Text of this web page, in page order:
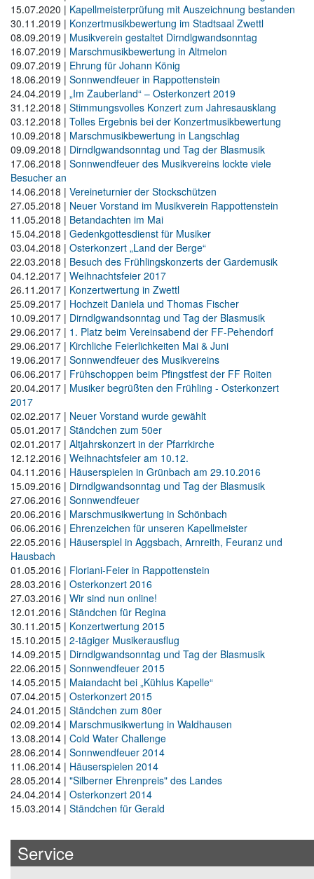
15.07.2020 | Kapell­meister­prüfung mit Auszeichnung bestanden
30.11.2019 | Konzertmusik­bewertung im Stadtsaal Zwettl
08.09.2019 | Musikverein gestaltet Dirndlgwand­sonntag
16.07.2019 | Marschmusikbewertung in Altmelon
09.07.2019 | Ehrung für Johann König
18.06.2019 | Sonnwendfeuer in Rappottenstein
24.04.2019 | „Im Zauberland“ – Osterkonzert 2019
31.12.2018 | Stimmungsvolles Konzert zum Jahresausklang
03.12.2018 | Tolles Ergebnis bei der Konzertmusikbewertung
10.09.2018 | Marschmusikbewertung in Langschlag
09.09.2018 | Dirndlgwandsonntag und Tag der Blasmusik
17.06.2018 | Sonnwendfeuer des Musikvereins lockte viele
Besucher an
14.06.2018 | Vereineturnier der Stockschützen
27.05.2018 | Neuer Vorstand im Musikverein Rappottenstein
11.05.2018 | Betandachten im Mai
15.04.2018 | Gedenkgottesdienst für Musiker
03.04.2018 | Osterkonzert „Land der Berge“
22.03.2018 | Besuch des Frühlingskonzerts der Gardemusik
04.12.2017 | Weihnachtsfeier 2017
26.11.2017 | Konzertwertung in Zwettl
25.09.2017 | Hochzeit Daniela und Thomas Fischer
10.09.2017 | Dirndlgwandsonntag und Tag der Blasmusik
29.06.2017 | 1. Platz beim Vereinsabend der FF-Pehendorf
29.06.2017 | Kirchliche Feierlichkeiten Mai & Juni
19.06.2017 | Sonnwendfeuer des Musikvereins
06.06.2017 | Frühschoppen beim Pfingstfest der FF Roiten
20.04.2017 | Musiker begrüßten den Frühling - Osterkonzert
2017
02.02.2017 | Neuer Vorstand wurde gewählt
05.01.2017 | Ständchen zum 50er
02.01.2017 | Altjahrskonzert in der Pfarrkirche
12.12.2016 | Weihnachtsfeier am 10.12.
04.11.2016 | Häuserspielen in Grünbach am 29.10.2016
15.09.2016 | Dirndlgwandsonntag und Tag der Blasmusik
27.06.2016 | Sonnwendfeuer
20.06.2016 | Marschmusikwertung in Schönbach
06.06.2016 | Ehrenzeichen für unseren Kapellmeister
22.05.2016 | Häuserspiel in Aggsbach, Arnreith, Feuranz und
Hausbach
01.05.2016 | Floriani-Feier in Rappottenstein
28.03.2016 | Osterkonzert 2016
27.03.2016 | Wir sind nun online!
12.01.2016 | Ständchen für Regina
30.11.2015 | Konzertwertung 2015
15.10.2015 | 2-tägiger Musikerausflug
14.09.2015 | Dirndlgwandsonntag und Tag der Blasmusik
22.06.2015 | Sonnwendfeuer 2015
14.05.2015 | Maiandacht bei „Kühlus Kapelle“
07.04.2015 | Osterkonzert 2015
24.01.2015 | Ständchen zum 80er
02.09.2014 | Marschmusikwertung in Waldhausen
13.08.2014 | Cold Water Challenge
28.06.2014 | Sonnwendfeuer 2014
11.06.2014 | Häuserspielen 2014
28.05.2014 | "Silberner Ehrenpreis" des Landes
24.04.2014 | Osterkonzert 2014
15.03.2014 | Ständchen für Gerald
Service